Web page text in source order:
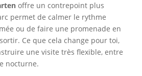
offre un contrepoint plus
permet de calmer le rythme
ou de faire une promenade en
Ce que cela change pour toi,
une visite très flexible, entre
nocturne.